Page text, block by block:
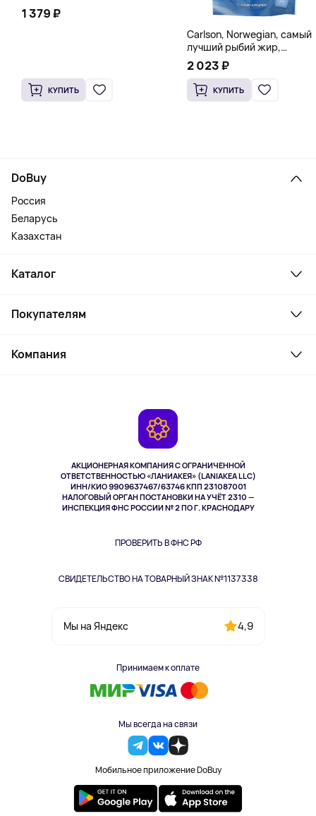
1 379 ₽
КУПИТЬ
Carlson, Norwegian, самый
лучший рыбий жир,
натуральный лимон, 15
пакетиков (5 мл) каждый
2 023 ₽
КУПИТЬ
АКЦИОНЕРНАЯ КОМПАНИЯ С ОГРАНИЧЕННОЙ
ОТВЕТСТВЕННОСТЬЮ «ЛАНИАКЕЯ» (LANIAKEA LLC)
ИНН/КИО 9909637467/63746 КПП 231087001
НАЛОГОВЫЙ ОРГАН ПОСТАНОВКИ НА УЧЁТ 2310 —
ИНСПЕКЦИЯ ФНС РОССИИ № 2 ПО Г. КРАСНОДАРУ
ПРОВЕРИТЬ В ФНС РФ
СВИДЕТЕЛЬСТВО НА ТОВАРНЫЙ ЗНАК №1137338
Мы на Яндекс 4,9
Принимаем к оплате
Мы всегда на связи
Мобильное приложение DoBuy
DoBuy
Россия
Беларусь
Казахстан
Каталог
Ноутбуки, мониторы, VR
Косметика и уход
Здоровье питомцев
Одежда и аксессуары
Покупателям
Как заказать
Компания